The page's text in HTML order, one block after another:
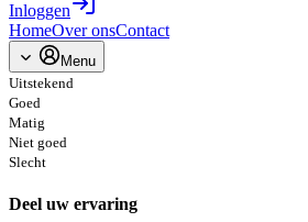
Inloggen
HomeOver onsContact
Menu
Uitstekend
Goed
Matig
Niet goed
Slecht
Deel uw ervaring